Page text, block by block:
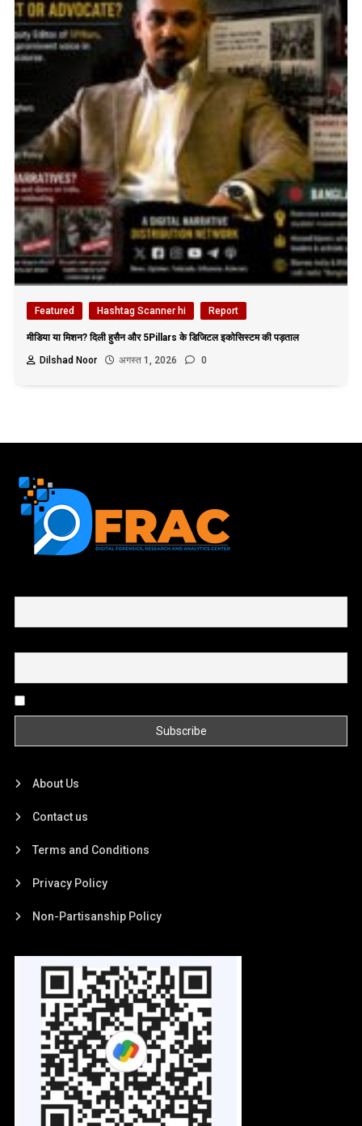
Featured Hashtag Scanner hi Report
मीडिया या मिशन? दिली हुसैन और 5Pillars के डिजिटल इकोसिस्टम की पड़ताल
Dilshad Noor
अगस्त 1, 2026 0
About Us
Contact us
Terms and Conditions
Privacy Policy
Non-Partisanship Policy